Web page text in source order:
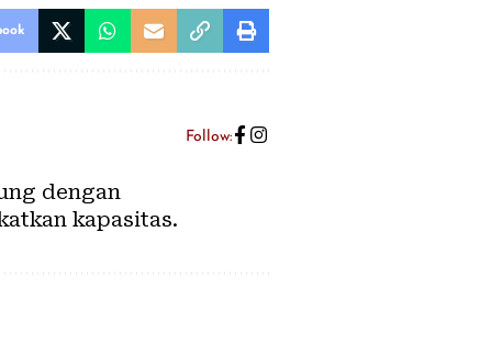
Follow:
dengan
kapasitas.